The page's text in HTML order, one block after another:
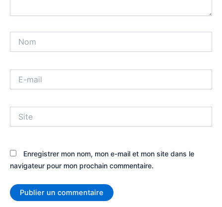
mail
Enregistrer mon nom, mon e-mail et mon site dans le
navigateur pour mon prochain commentaire.